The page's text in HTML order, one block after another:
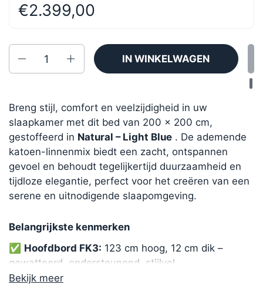
€2.399,00
IN WINKELWAGEN
Bekijk meer
Breng stijl, comfort en veelzijdigheid in uw
slaapkamer met dit bed van 200 × 200 cm,
gestoffeerd in Natural – Light Blue . De ademende
katoen-linnenmix biedt een zacht, ontspannen
gevoel en behoudt tegelijkertijd duurzaamheid en
tijdloze elegantie, perfect voor het creëren van een
serene en uitnodigende slaapomgeving.
Belangrijkste kenmerken
✅ Hoofdbord FK3: 123 cm hoog, 12 cm dik –
gewatteerd, ondersteunend, stijlvol
✅Natuurlijk – Lichtblauw: